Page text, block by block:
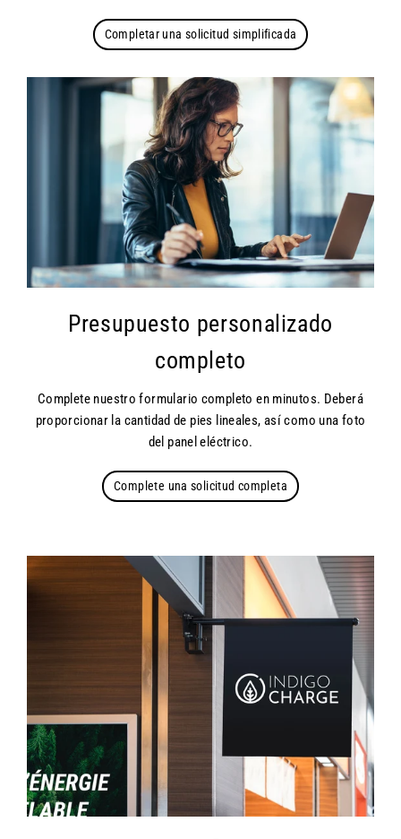
Completar una solicitud simplificada
Presupuesto personalizado
completo
Complete nuestro formulario completo en minutos. Deberá
proporcionar la cantidad de pies lineales, así como una foto
del panel eléctrico.
Complete una solicitud completa